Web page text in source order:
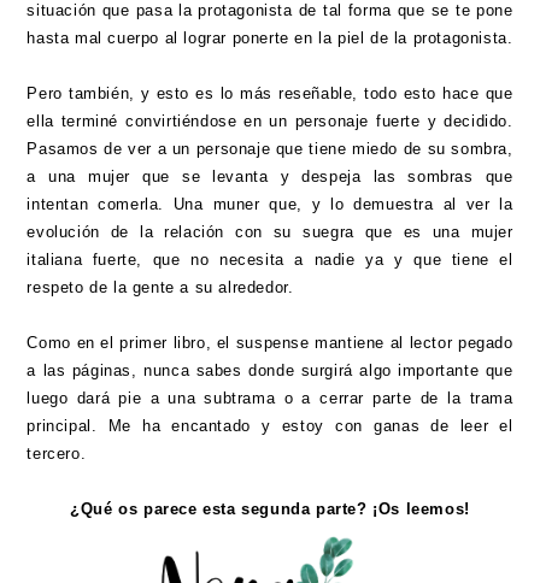
situación que pasa la protagonista de tal forma que se te pone
hasta mal cuerpo al lograr ponerte en la piel de la protagonista.
Pero también, y esto es lo más reseñable, todo esto hace que
ella terminé convirtiéndose en un personaje fuerte y decidido.
Pasamos de ver a un personaje que tiene miedo de su sombra,
a una mujer que se levanta y despeja las sombras que
intentan comerla. Una muner que, y lo demuestra al ver la
evolución de la relación con su suegra que es una mujer
italiana fuerte, que no necesita a nadie ya y que tiene el
respeto de la gente a su alrededor.
Como en el primer libro, el suspense mantiene al lector pegado
a las páginas, nunca sabes donde surgirá algo importante que
luego dará pie a una subtrama o a cerrar parte de la trama
principal. Me ha encantado y estoy con ganas de leer el
tercero.
¿Qué os parece esta segunda parte? ¡Os leemos!